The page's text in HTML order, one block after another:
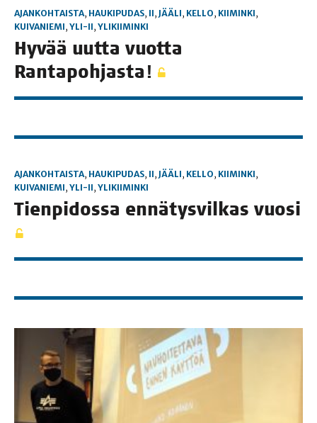
AJANKOHTAISTA, HAUKIPUDAS, II, JÄÄLI, KELLO, KIIMINKI,
KUIVANIEMI, YLI-II, YLIKIIMINKI
Hyvää uut­ta vuot­ta
Rantapohjasta!
AJANKOHTAISTA, HAUKIPUDAS, II, JÄÄLI, KELLO, KIIMINKI,
KUIVANIEMI, YLI-II, YLIKIIMINKI
Tien­pi­dos­sa ennä­tys­vil­kas vuosi